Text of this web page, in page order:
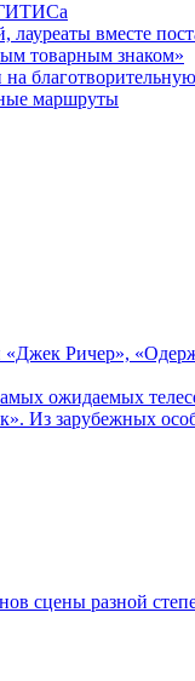
ГИТИСа
вместе
товарным знаком»
маршруты
«Джек Ричер»,
ожидаемых
зарубежных
сцены разной